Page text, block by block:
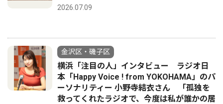
2026.07.09
金沢区・磯子区
横浜「注目の人」インタビュー ラジオ日
本「Happy Voice ! from YOKOHAMA」のパ
ーソナリティー 小野寺結衣さん 「孤独を
救ってくれたラジオで、今度は私が誰かの居